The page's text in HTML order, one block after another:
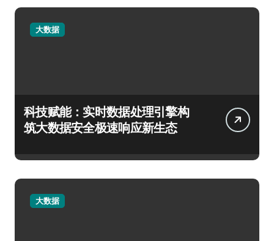
大数据
科技赋能：实时数据处理引擎构
筑大数据安全极速响应新生态
大数据